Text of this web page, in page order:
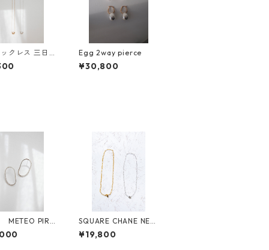
クレス 三日月
pe
mikazuk
Egg 2way pierce
¥30,800
METEO PIRC
SQUARE CHANE NEC
KLACE SLV
¥19,800